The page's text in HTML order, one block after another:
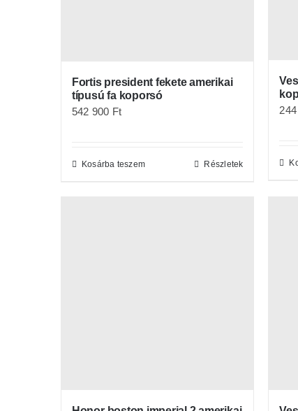
Fortis president fekete amerikai
típusú fa koporsó
542 900 Ft
Kosárba teszem Részletek